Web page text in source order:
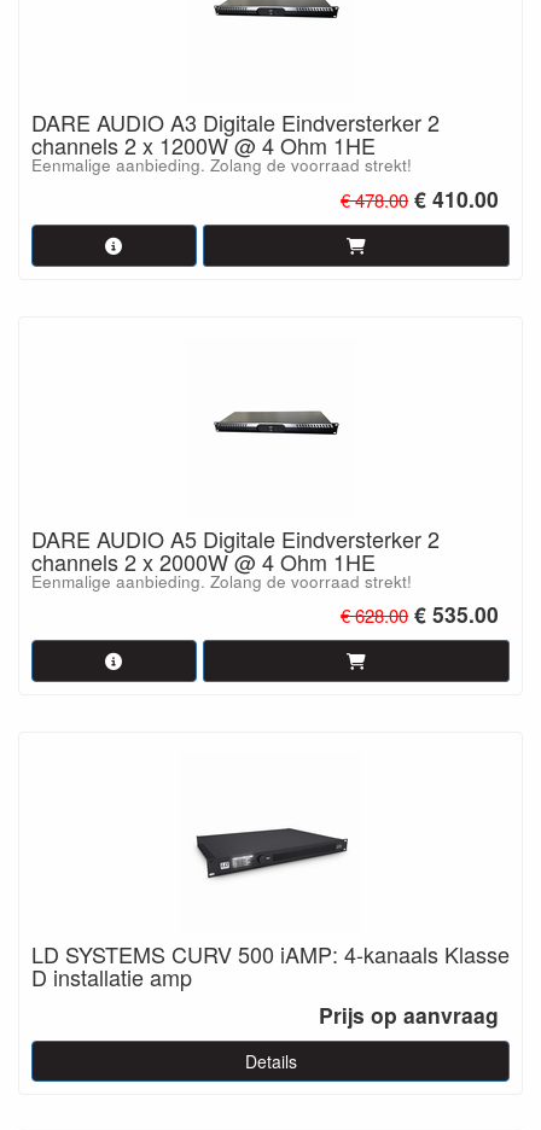
DARE AUDIO A3 Digitale Eindversterker 2
channels 2 x 1200W @ 4 Ohm 1HE
Eenmalige aanbieding. Zolang de voorraad strekt!
€ 478.00 € 410.00
DARE AUDIO A5 Digitale Eindversterker 2
channels 2 x 2000W @ 4 Ohm 1HE
Eenmalige aanbieding. Zolang de voorraad strekt!
€ 628.00 € 535.00
LD SYSTEMS CURV 500 iAMP: 4-kanaals Klasse
D installatie amp
Prijs op aanvraag
Details